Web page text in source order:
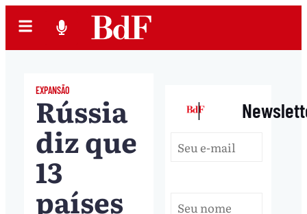
EXPANSÃO
Rússia
diz que
13
países
|